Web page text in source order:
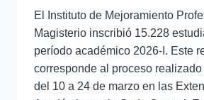
El Instituto de Mejoramiento
Magisterio inscribió 15.228
período académico 2026-I. Este
corresponde al proceso
del 10 a 24 de marzo en las